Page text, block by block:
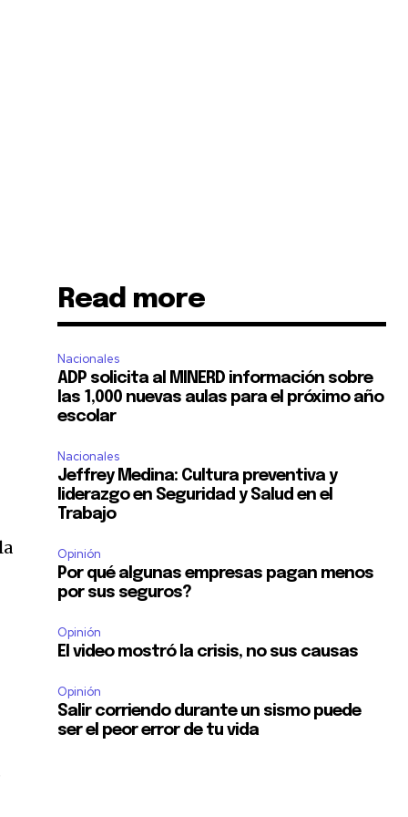
Read more
Nacionales
ADP solicita al MINERD información sobre
las 1,000 nuevas aulas para el próximo año
escolar
Nacionales
Jeffrey Medina: Cultura preventiva y
liderazgo en Seguridad y Salud en el
Trabajo
Opinión
Por qué algunas empresas pagan menos
por sus seguros?
Opinión
El video mostró la crisis, no sus causas
Opinión
Salir corriendo durante un sismo puede
ser el peor error de tu vida